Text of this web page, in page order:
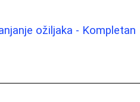
ožiljaka - Kompletan